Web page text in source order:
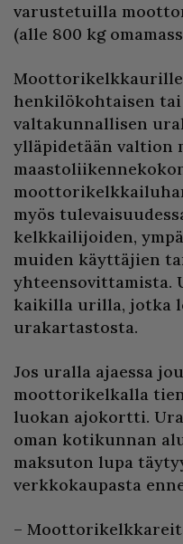
varustetuilla
(alle 800 kg
henkilökohtaisen
valtakunnallisen
ylläpidetään valtion
myös
kelkkailijoiden,
muiden käyttäjien
yhteensovittamista.
kaikilla urilla, jotka
urakartastosta.
Jos uralla ajaessa
moottorikelkalla
luokan ajokortti.
oman kotikunnan
maksuton lupa
verkkokaupasta
–